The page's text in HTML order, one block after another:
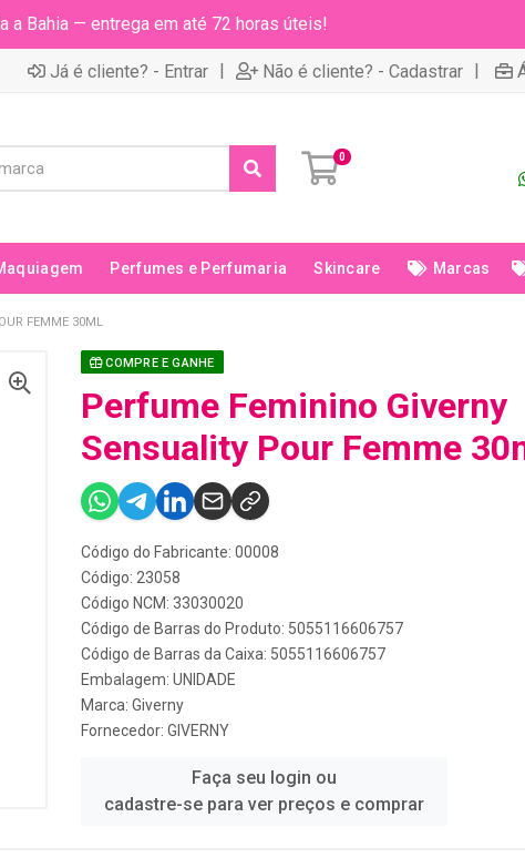
a Bahia — entrega em até 72 horas úteis!
Já é cliente? - Entrar | Não é cliente? - Cadastrar |
0
Perfumes e Perfumaria Skincare Marcas
FEMME 30ML
COMPRE E GANHE
Perfume Feminino Giverny
Sensuality Pour Femme
Código do Fabricante: 00008
Código: 23058
Código NCM: 33030020
Código de Barras do Produto: 5055116606757
Código de Barras da Caixa: 5055116606757
Embalagem: UNIDADE
Marca: Giverny
Fornecedor: GIVERNY
Faça seu login ou
cadastre-se para ver preços e comprar